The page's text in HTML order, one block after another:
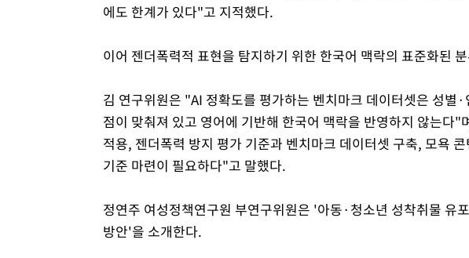
에도 한계가 있다"고 지적했다.
이어 젠더폭력적 표현을 탐지하기 위한 한국어 맥락의 표준화된
김 연구위원은 "AI 정확도를 평가하는 벤치마크 데이터셋은 성별
점이 맞춰져 있고 영어에 기반해 한국어 맥락을 반영하지 않는다
적용, 젠더폭력 방지 평가 기준과 벤치마크 데이터셋 구축, 모욕
기준 마련이 필요하다"고 말했다.
정연주 여성정책연구원 부연구위원은 '아동·청소년 성착취물 유
방안'을 소개한다.